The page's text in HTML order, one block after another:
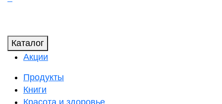
Каталог
Акции
Продукты
Книги
Красота и здоровье